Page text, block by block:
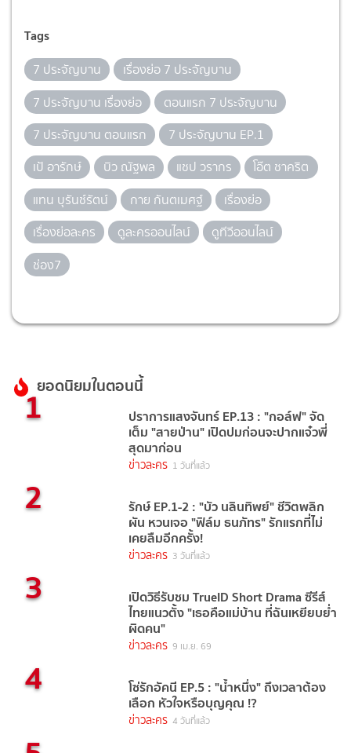
Tags
7 ประจัญบาน
เรื่องย่อ 7 ประจัญบาน
7 ประจัญบาน เรื่องย่อ
ตอนแรก 7 ประจัญบาน
7 ประจัญบาน ตอนแรก
7 ประจัญบาน EP.1
เป้ อารักษ์
บิว ณัฐพล แชป วรากร
โอ๊ต ชาคริต
แทน บุรันช์รัตน์
กาย กันตเมศฐ์
เรื่องย่อ
เรื่องย่อละคร
ดูละครออนไลน์
ดูทีวีออนไลน์
ช่อง7
ยอดนิยมในตอนนี้
1 ปราการแสงจันทร์ EP.13 : "กอล์ฟ" จัด
เต็ม "สายป่าน" เปิดปมก่อนจะปากแจ๋วพี่
สุดมาก่อน
ข่าวละคร 1 วันที่แล้ว
2 รักษ์ EP.1-2 : "บัว นลินทิพย์" ชีวิตพลิก
ผัน หวนเจอ "ฟิล์ม ธนภัทร" รักแรกที่ไม่
เคยลืมอีกครั้ง!
ข่าวละคร 3 วันที่แล้ว
3 เปิดวิธีรับชม TrueID Short Drama ซีรีส์
ไทยแนวตั้ง "เธอคือแม่บ้าน ที่ฉันเหยียบย่ำ
ผิดคน"
ข่าวละคร 9 เม.ย. 69
4 โซ่รักอัคนี EP.5 : "น้ำหนึ่ง" ถึงเวลาต้อง
เลือก หัวใจหรือบุญคุณ !?
ข่าวละคร 4 วันที่แล้ว